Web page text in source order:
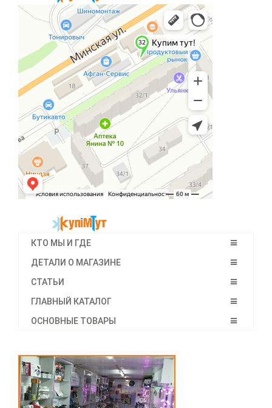
КТО МЫ И ГДЕ
ДЕТАЛИ О МАГАЗИНЕ
СТАТЬИ
ГЛАВНЫЙ КАТАЛОГ
ОСНОВНЫЕ ТОВАРЫ